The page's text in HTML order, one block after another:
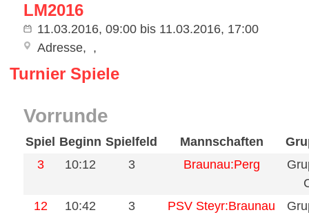
LM2016
11.03.2016, 09:00 bis 11.03.2016, 17:00
Adresse
Turnier Spiele
Vorrunde
Spiel Beginn Spielfeld Mannschaften
3
10:12 3 Braunau:Perg
12
10:42 3 PSV Steyr:Braunau